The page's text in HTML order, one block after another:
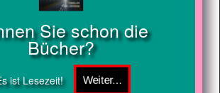
Sie schon die
Bücher?
ist Lesezeit!